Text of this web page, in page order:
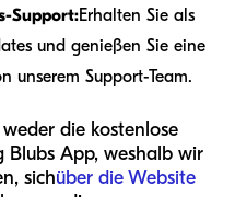
Support:Erhalten Sie als
und genießen Sie eine
unserem Support-Team.
die kostenlose
Blubs App, weshalb wir
sichüber die Website